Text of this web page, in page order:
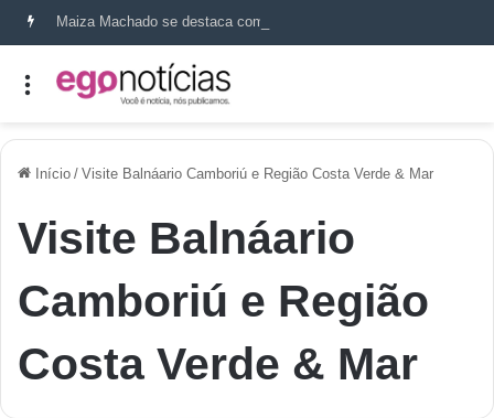
Início / Visite Balnáario Camboriú e Região Costa Verde & Mar
Visite Balnáario
Camboriú e Região
Costa Verde & Mar